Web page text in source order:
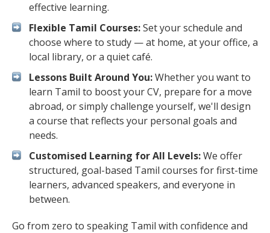
effective learning.
Flexible Tamil Courses:Set your schedule and
choose where to study — at home, at your office, a
local library, or a quiet café.
Lessons Built Around You:Whether you want to
learn Tamil to boost your CV, prepare for a move
abroad, or simply challenge yourself, we'll design
a course that reflects your personal goals and
needs.
Customised Learning for All Levels:We offer
structured, goal-based Tamil courses for first-time
learners, advanced speakers, and everyone in
between.
Go from zero to speaking Tamil with confidence and